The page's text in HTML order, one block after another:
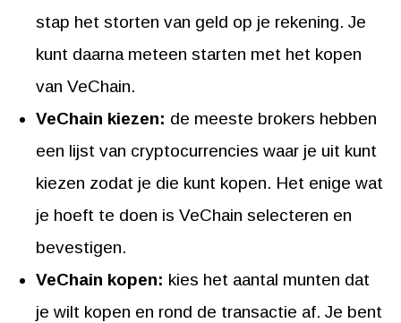
stap het storten van geld op je rekening. Je
kunt daarna meteen starten met het kopen
van VeChain.
VeChain kiezen: de meeste brokers hebben
een lijst van cryptocurrencies waar je uit kunt
kiezen zodat je die kunt kopen. Het enige wat
je hoeft te doen is VeChain selecteren en
bevestigen.
VeChain kopen: kies het aantal munten dat
je wilt kopen en rond de transactie af. Je bent